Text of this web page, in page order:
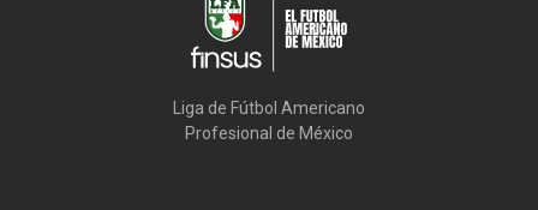
Liga de Fútbol Americano
Profesional de México